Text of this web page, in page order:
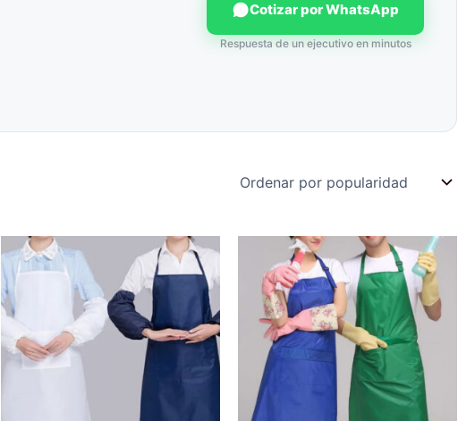
Cotizar por WhatsApp
Respuesta de un ejecutivo en minutos